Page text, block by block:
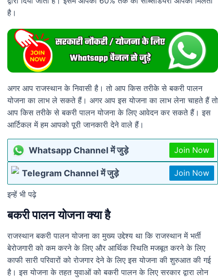
है।
अगर आप राजस्थान के निवासी है। तो आप किस तरीके से बकरी पालन
योजना का लाभ ले सकते हैं। अगर आप इस योजना का लाभ लेना चाहते हैं तो
आप किस तरीके से बकरी पालन योजना के लिए आवेदन कर सकते हैं। इस
आर्टिकल में हम आपको पूरी जानकारी देने वाले हैं।
Whatsapp Channel में जुड़े Join Now
Telegram Channel में जुड़े Join Now
इन्हें भी पढ़े
बकरी पालन योजना क्या है
राजस्थान बकरी पालन योजना का मुख्य उद्देश्य था कि राजस्थान में भर्ती
बेरोजगारी को कम करने के लिए और आर्थिक स्थिति मजबूत करने के लिए
काफी सारी परिवारों को रोजगार देने के लिए इस योजना की शुरुआत की गई
है। इस योजना के तहत युवाओं को बकरी पालन के लिए सरकार द्वारा लोन